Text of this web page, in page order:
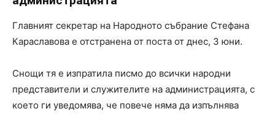
Главният секретар на Народното събрание Стефана
Караславова е отстранена от поста от днес, 3 юни.
Снощи тя е изпратила писмо до всички народни
представители и служителите на администрацията, с
което ги уведомява, че повече няма да изпълнява